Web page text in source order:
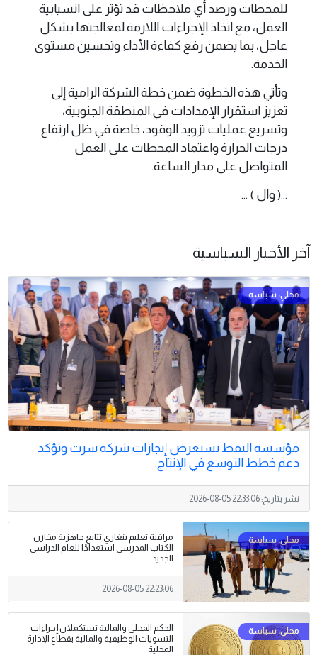
للمحطات ورصد أي ملاحظات قد تؤثر على انسيابية
العمل، مع اتخاذ الإجراءات اللازمة لمعالجتها بشكل
عاجل، بما يضمن رفع كفاءة الأداء وتحسين مستوى
الخدمة.
وتأتي هذه الخطوة ضمن خطة الشركة الرامية إلى
تعزيز استقرار الإمدادات في المنطقة الجنوبية،
وتسريع عمليات تزويد الوقود، خاصة في ظل ارتفاع
درجات الحرارة واعتماد المحطات على العمل
المتواصل على مدار الساعة.
...( وال ) ...
آخر الأخبار السياسية
مؤسسة النفط تستعرض إنجازات شركة سرت وتؤكد
دعم خطط التوسع في الإنتاج.
نشر بتاريخ:2026-08-05 22:33:06
مراقبة تعليم بنغازي تتابع جاهزية مخازن
الكتاب المدرسي استعدادًا للعام الدراسي
الجديد
2026-08-05 22:23:06
الحكم المحلي والمالية تستكملان إجراءات
التسويات الوظيفية والمالية بقطاع الإدارة
المحلية